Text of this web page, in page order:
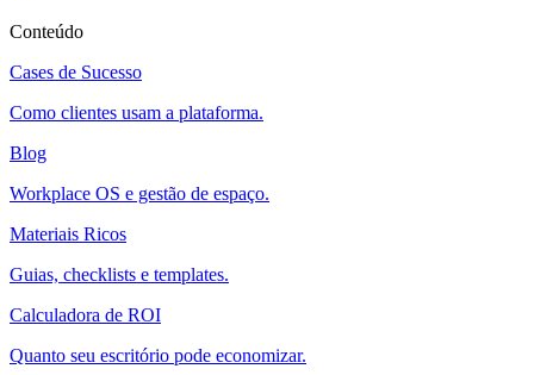
Conteúdo
Cases de Sucesso
Como clientes usam a plataforma.
Blog
Workplace OS e gestão de espaço.
Materiais Ricos
Guias, checklists e templates.
Calculadora de ROI
Quanto seu escritório pode economizar.